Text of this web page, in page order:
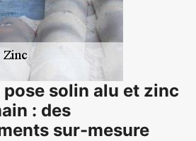
solin alu et zinc
: des
sur-mesure